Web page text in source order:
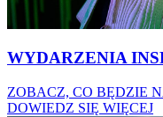
WYDARZENIA
ZOBACZ, CO BĘDZIE
DOWIEDZ SIĘ WIĘCEJ